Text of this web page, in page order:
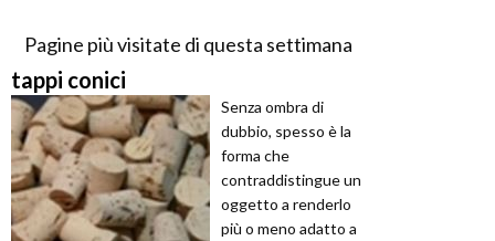
Pagine più visitate di questa settimana
tappi conici
Senza ombra di
dubbio, spesso è la
forma che
contraddistingue un
oggetto a renderlo
più o meno adatto a